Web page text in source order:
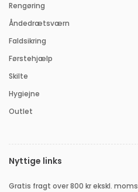
Rengøring
Åndedrætsværn
Faldsikring
Førstehjælp
Skilte
Hygiejne
Outlet
Nyttige links
Gratis fragt over 800 kr ekskl. moms